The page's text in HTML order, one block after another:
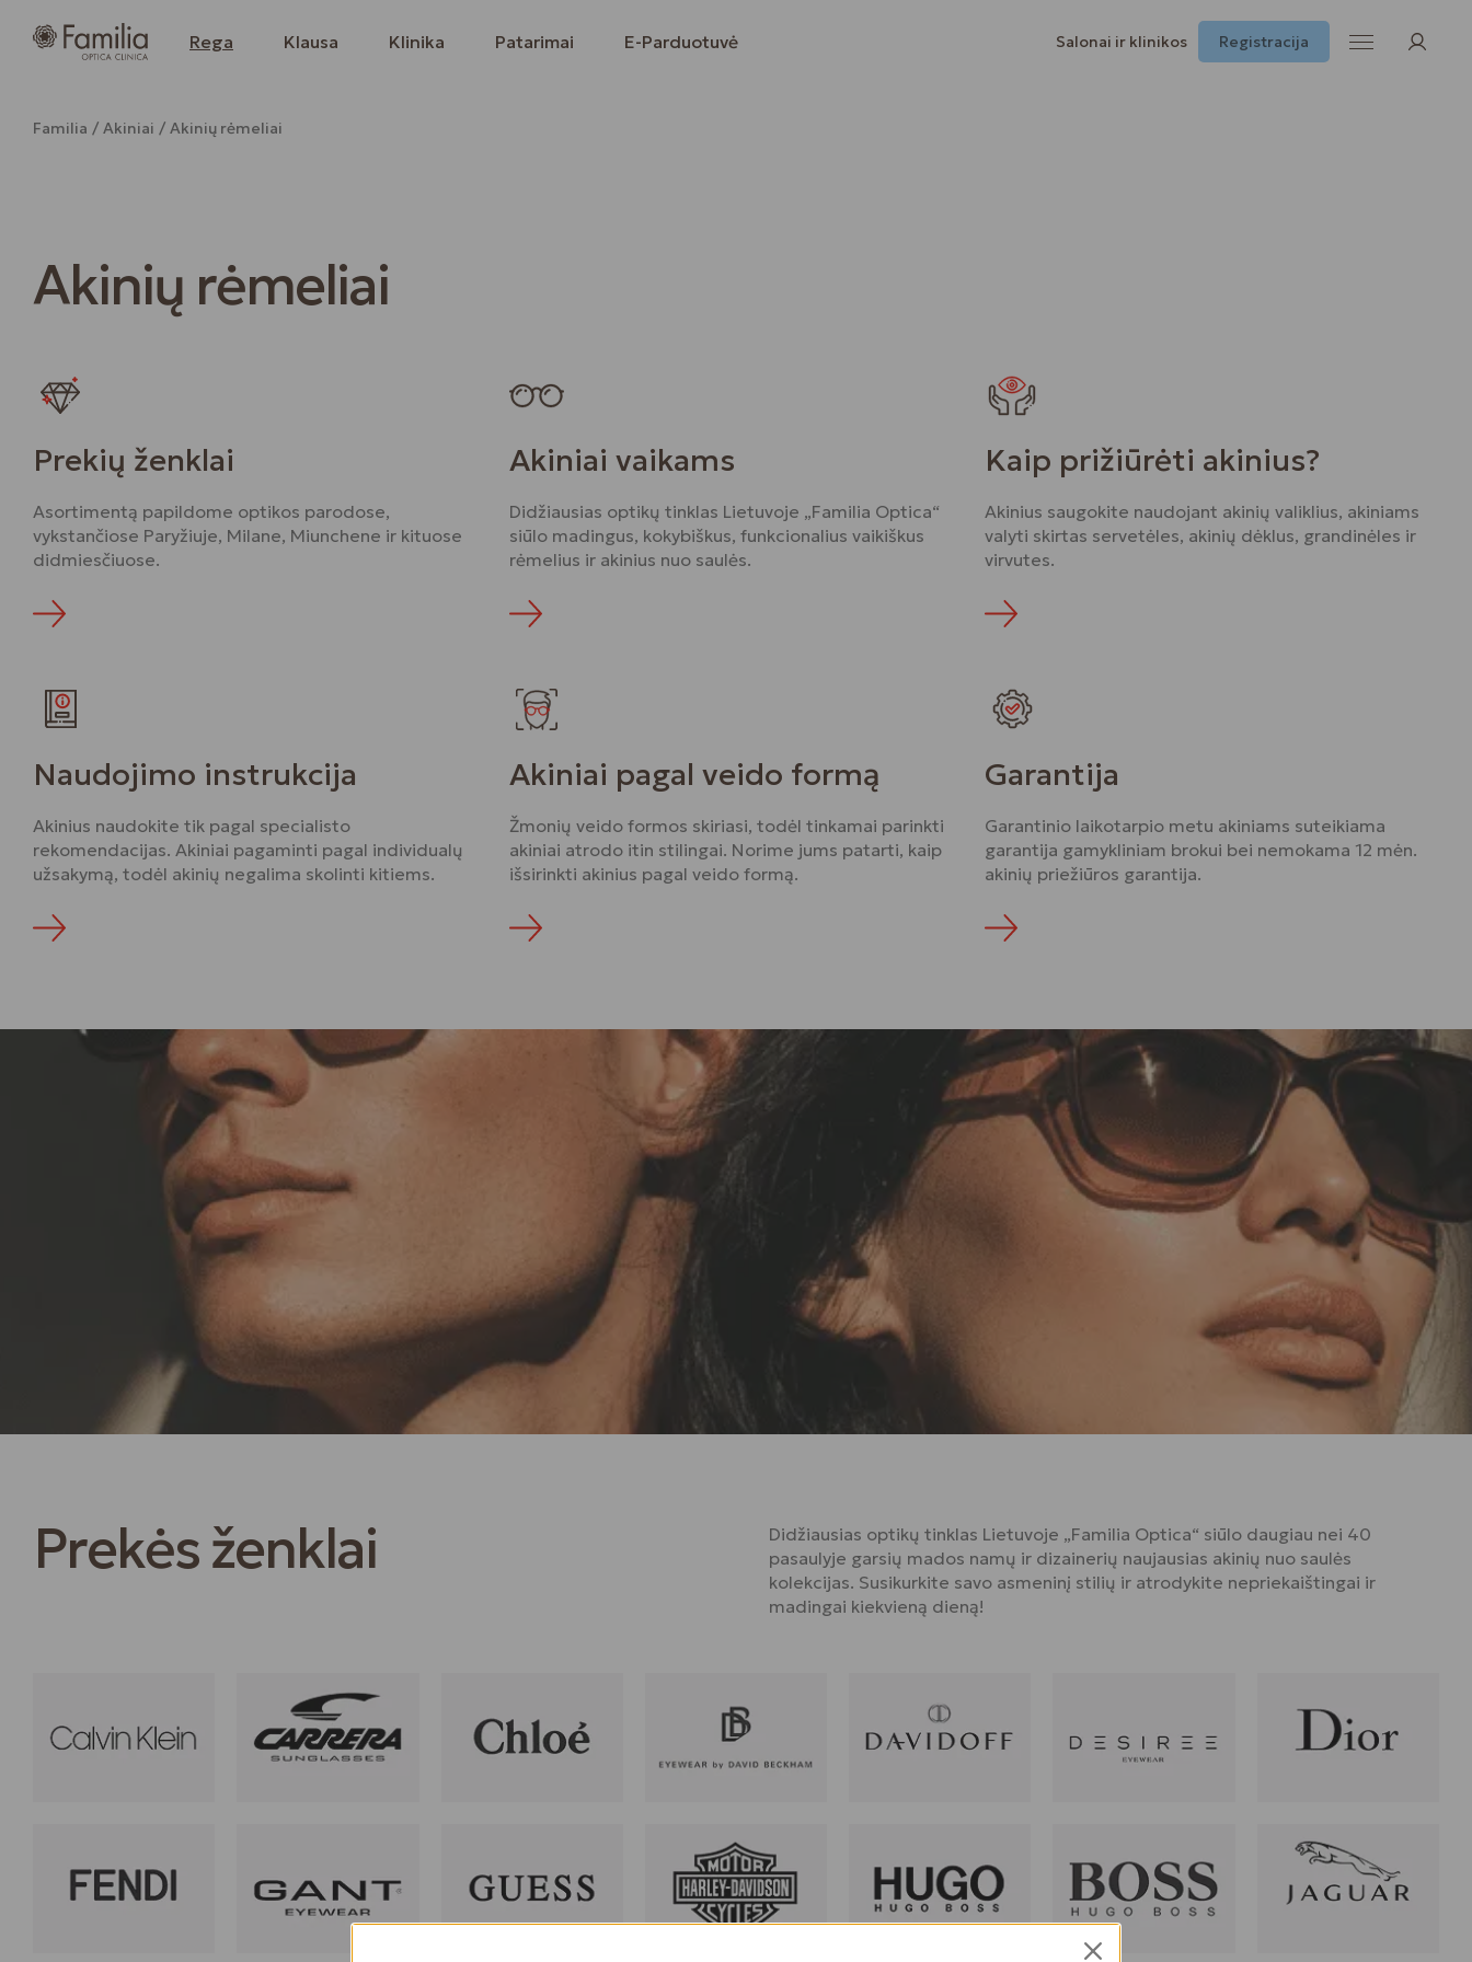
Rega Klausa Klinika Patarimai E-Parduotuvė Salonai ir klinikos Registracija
Familia Akiniai Akinių rėmeliai
Akinių rėmeliai
Prekių ženklai
Asortimentą papildome optikos parodose,
vykstančiose Paryžiuje, Milane, Miunchene ir kituose
didmiesčiuose.
Daugiau
Akiniai vaikams
Didžiausias optikų tinklas Lietuvoje „Familia Optica“
siūlo madingus, kokybiškus, funkcionalius vaikiškus
rėmelius ir akinius nuo saulės.
Daugiau
Kaip prižiūrėti akinius?
Akinius saugokite naudojant akinių valiklius, akiniams
valyti skirtas servetėles, akinių dėklus, grandinėles ir
virvutes.
Daugiau
Naudojimo instrukcija
Akinius naudokite tik pagal specialisto
rekomendacijas. Akiniai pagaminti pagal individualų
užsakymą, todėl akinių negalima skolinti kitiems.
Daugiau
Akiniai pagal veido formą
Žmonių veido formos skiriasi, todėl tinkamai parinkti
akiniai atrodo itin stilingai. Norime jums patarti, kaip
išsirinkti akinius pagal veido formą.
Daugiau
Garantija
Garantinio laikotarpio metu akiniams suteikiama
garantija gamykliniam brokui bei nemokama 12 mėn.
akinių priežiūros garantija.
Daugiau
Prekės ženklai
Didžiausias optikų tinklas Lietuvoje „Familia Optica“ siūlo daugiau nei 40
pasaulyje garsių mados namų ir dizainerių naujausias akinių nuo saulės
kolekcijas. Susikurkite savo asmeninį stilių ir atrodykite nepriekaištingai ir
madingai kiekvieną dieną!